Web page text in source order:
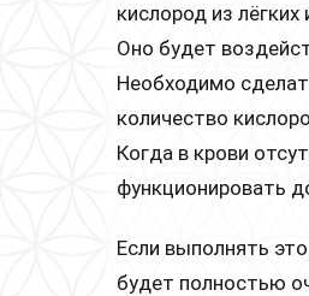
кислород из
Оно будет
Необходимо
количество
Когда в крови
функционировать
Если выполнять
будет полностью